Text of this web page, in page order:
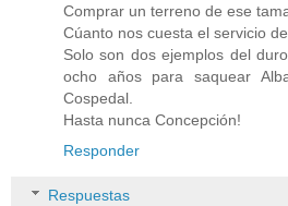
Comprar un terreno de ese
Cúanto nos cuesta el servicio
Solo son dos ejemplos del
ocho años para saquear
Cospedal.
Hasta nunca Concepción!
Responder
Respuestas